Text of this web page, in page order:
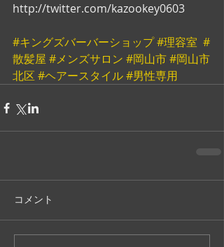
http://twitter.com/kazookey0603
#キングズバーバーショップ#理容室 #
散髪屋 #メンズサロン #岡山市#岡山市
北区 #ヘアースタイル#男性専用
コメント